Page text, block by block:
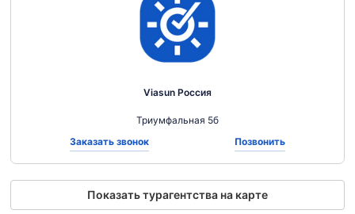
Viasun Россия
Триумфальная 5б
Заказать звонок
Позвонить
Показать турагентства на карте